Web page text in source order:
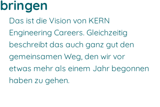
bringen
Das ist die Vision von KERN
Engineering Careers. Gleichzeitig
beschreibt das auch ganz gut den
gemeinsamen Weg, den wir vor
etwas mehr als einem Jahr begonnen
haben zu gehen.